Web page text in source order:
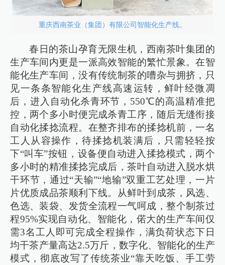
重庆西南茶业（集团）有限公司智能化生产线。
春日的茶山孕育无限生机，西南茶叶集团的
生产车间内更是一派高效智能的繁忙景象。在智
能化生产车间，没有传统制茶的嘈杂与拥挤，只
见一条条智能化生产线高速运转，鲜叶经微凋
后，进入自动化杀青环节，550℃的高温精准把
控，两个多小时便完成杀青工序，随后无缝衔接
自动化揉捻流程。在整齐排布的揉捻机前，一名
工人从容操作，待揉捻机装满后，只需轻轻按
下“叫车”按钮，设备便自动进入揉捻模式，两个
多小时的精准揉捻完成后，茶叶自动进入脱水烘
干环节，通过“天输”“地输”双重工艺处理，一片
片优质成品茶顺利下线。从鲜叶到成茶，风选、
色选、装袋、发货全流程一气呵成，整个制茶过
程95%实现自动化、智能化，偌大的生产车间仅
需3名工人即可完成全程操作，满负荷状态下日
均干茶产量高达2.5万斤，数字化、智能化的生产
模式，彻底改写了传统茶业“靠天吃饭、手工劳